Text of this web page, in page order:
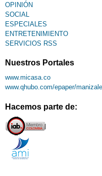
OPINIÓN
SOCIAL
ESPECIALES
ENTRETENIMIENTO
SERVICIOS RSS
Nuestros Portales
www.micasa.co
www.qhubo.com/epaper/
Hacemos parte de: